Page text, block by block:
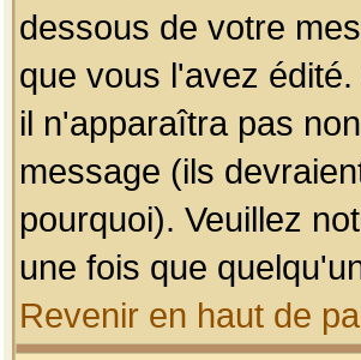
dessous de votre
que vous l'avez
il n'apparaîtra pas
message (ils
pourquoi). Veuillez
une fois que
Revenir en haut de